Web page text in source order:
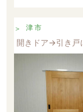
津市
開きドア→引き戸